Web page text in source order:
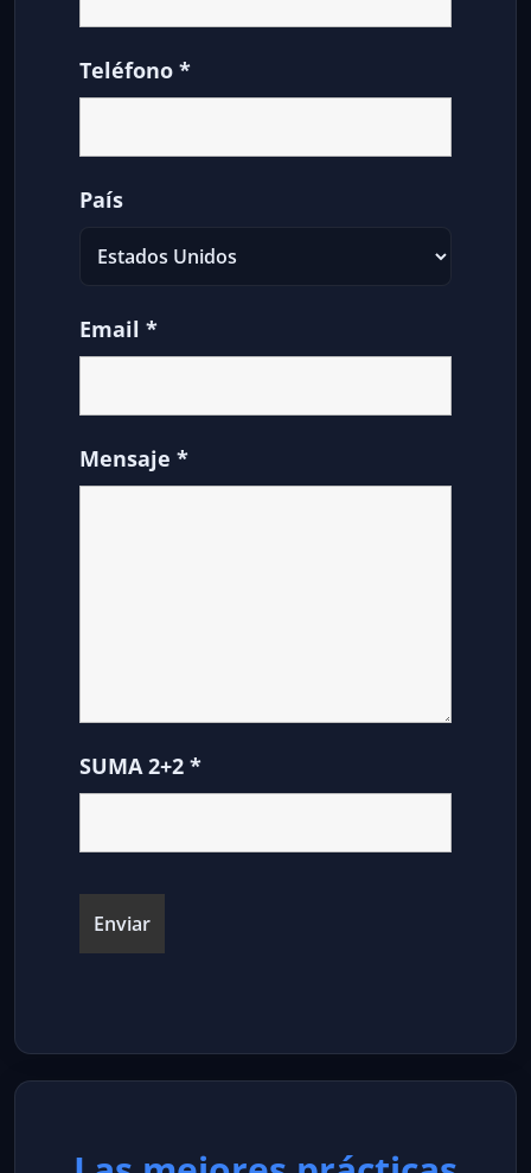
Teléfono *
País
Email *
Mensaje *
SUMA 2+2 *